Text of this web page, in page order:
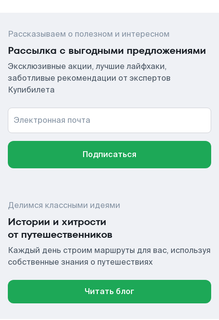
Рассказываем о полезном и интересном
Рассылка с выгодными предложениями
Эксклюзивные акции, лучшие лайфхаки,
заботливые рекомендации от экспертов
Купибилета
Электронная почта
Подписаться
Делимся классными идеями
Истории и хитрости
от путешественников
Каждый день строим маршруты для вас, используя
собственные знания о путешествиях
Читать блог